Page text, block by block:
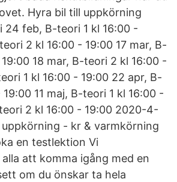
Hyra bil till uppkörning
24 feb, B-teori 1 kl 16:00 -
2 kl 16:00 - 19:00 17 mar, B-
18 mar, B-teori 2 kl 16:00 -
1 kl 16:00 - 19:00 22 apr, B-
11 maj, B-teori 1 kl 16:00 -
2 kl 16:00 - 19:00 2020-4-
uppkörning - kr & varmkörning
en testlektion Vi
att komma igång med en
om du önskar ta hela